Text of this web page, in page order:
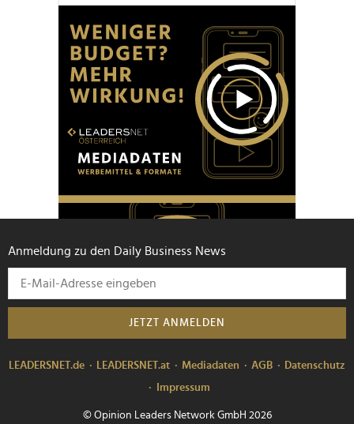
Anmeldung zu den Daily Business News
JETZT ANMELDEN
LEADERSNET.de LEADERSNET.at Mediadaten AGB
Datenschutz
Impressum
© Opinion Leaders Network GmbH 2026